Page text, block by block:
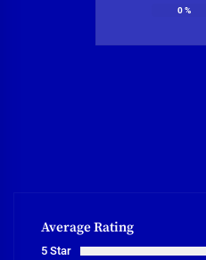
0%
Average Rating
5 Star